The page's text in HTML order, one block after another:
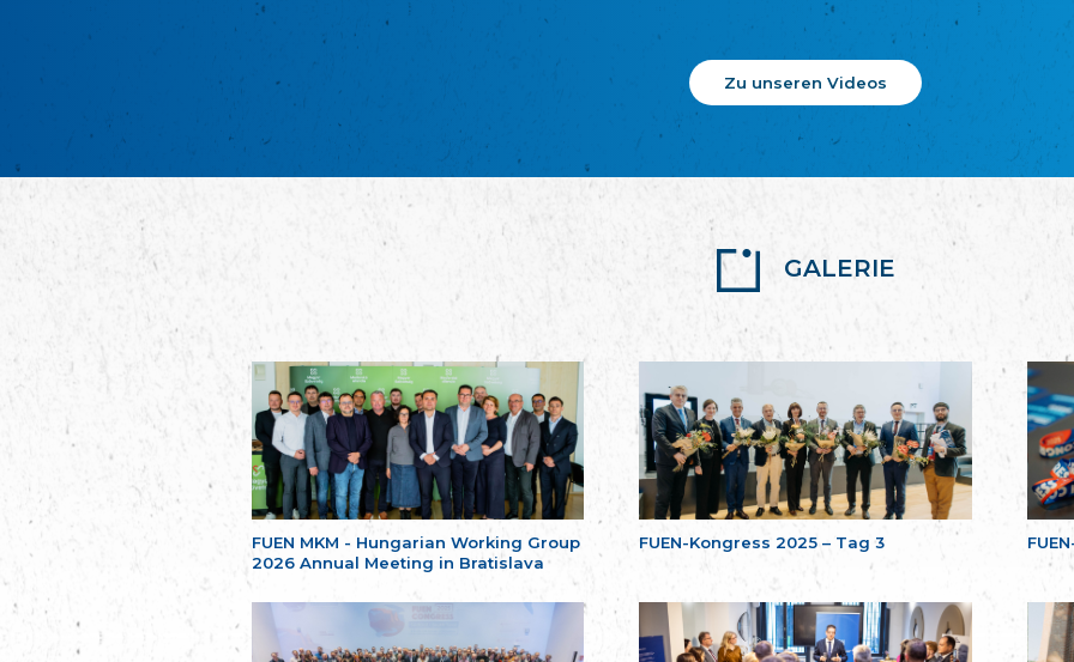
Zu unseren Videos
GALERIE
FUEN MKM - Hungarian Working Group
2026 Annual Meeting in Bratislava
FUEN-Kongress 2025 – Tag 3